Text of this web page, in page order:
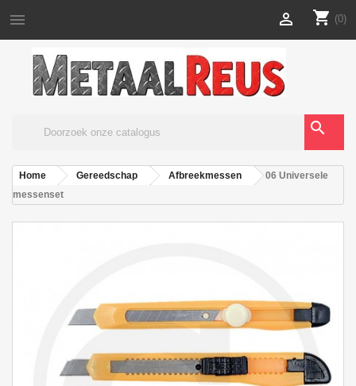
 shopping_cart (0)

search
Home Gereedschap Afbreekmessen
06 Universele
messenset